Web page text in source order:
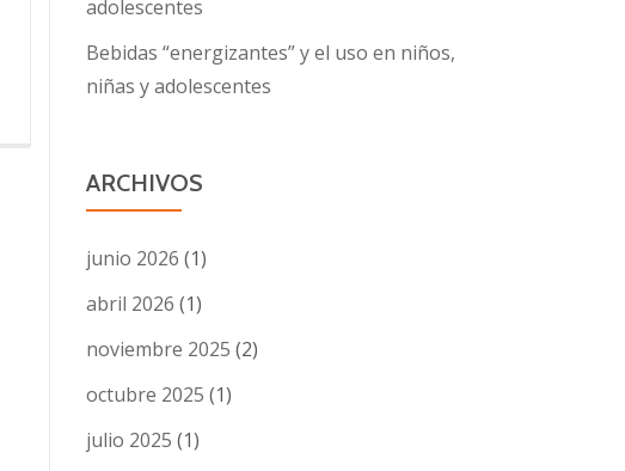
adolescentes
Bebidas “energizantes” y el uso en niños,
niñas y adolescentes
ARCHIVOS
junio 2026 (1)
abril 2026 (1)
noviembre 2025 (2)
octubre 2025 (1)
julio 2025 (1)